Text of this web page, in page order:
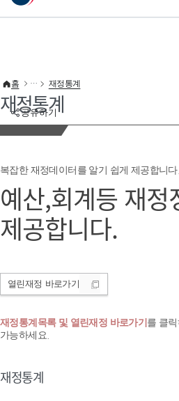
이 누리집은 대한민국 공식 전자정부 누리집입니다.
공유하기
홈 재정통계
재정통계
복잡한 재정데이터를 알기 쉽게 제공합니다.
예산,회계등 재정
제공합니다.
열린재정 바로가기
재정통계목록 및 열린재정 바로가기 를 클
가능하세요.
재정통계